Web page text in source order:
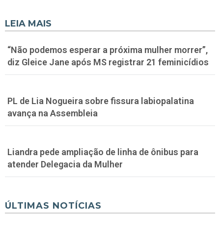
LEIA MAIS
“Não podemos esperar a próxima mulher morrer”,
diz Gleice Jane após MS registrar 21 feminicídios
PL de Lia Nogueira sobre fissura labiopalatina
avança na Assembleia
Liandra pede ampliação de linha de ônibus para
atender Delegacia da Mulher
ÚLTIMAS NOTÍCIAS